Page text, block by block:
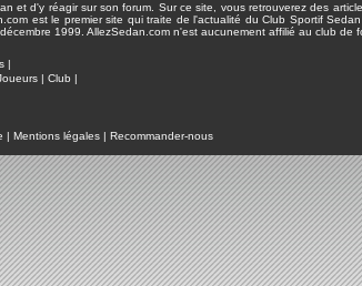
et d'y réagir sur son forum. Sur ce site, vous retrouverez des
est le premier site qui traite de l'actualité du Club Sportif
1999. AllezSedan.com n'est aucunement affilié au club de
|
| Club |
| Mentions légales | Recommander-nous